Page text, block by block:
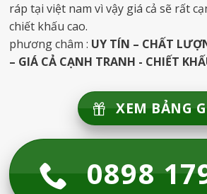
ráp tại việt nam vì vậy giá cả sẽ rất
chiết khấu cao.
phương châm : UY TÍN – CHẤT
– GIÁ CẢ CẠNH TRANH - CHIẾT
XEM BẢNG
0898